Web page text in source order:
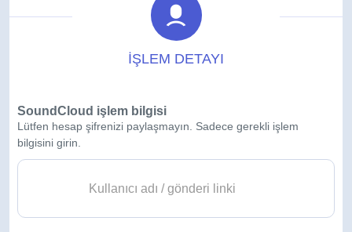
İŞLEM DETAYI
SoundCloud işlem bilgisi
Lütfen hesap şifrenizi paylaşmayın. Sadece gerekli işlem
bilgisini girin.